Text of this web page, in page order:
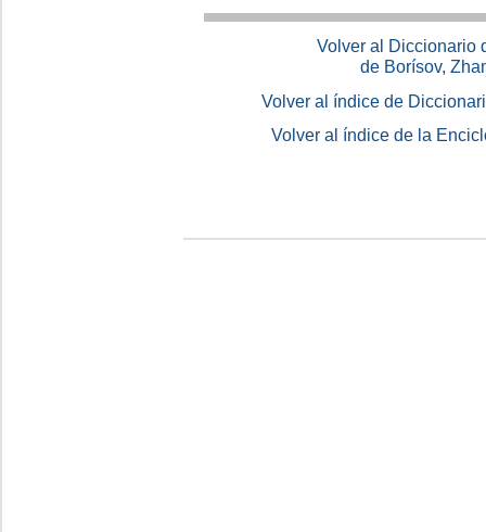
Volver al Diccionario
de Borísov,
Volver al índice de
Volver al índice de la